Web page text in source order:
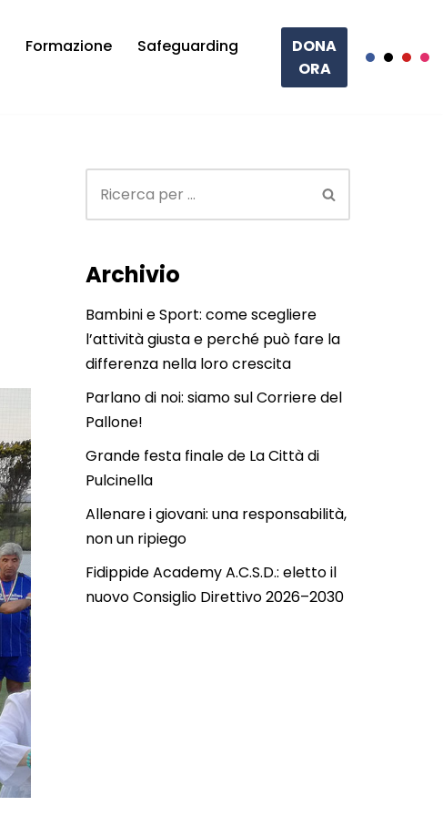
Formazione
Safeguarding
DONA
ORA
Archivio
Bambini e Sport: come scegliere
l’attività giusta e perché può fare la
differenza nella loro crescita
Parlano di noi: siamo sul Corriere del
Pallone!
Grande festa finale de La Città di
Pulcinella
Allenare i giovani: una responsabilità,
non un ripiego
Fidippide Academy A.C.S.D.: eletto il
nuovo Consiglio Direttivo 2026–2030